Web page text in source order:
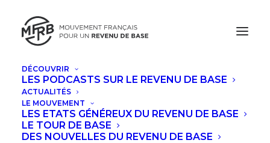
DÉCOUVRIR
LES PODCASTS SUR LE REVENU DE BASE
ACTUALITÉS
LE MOUVEMENT
LES ETATS GÉNÉREUX DU REVENU DE BASE
LE TOUR DE BASE
DES NOUVELLES DU REVENU DE BASE